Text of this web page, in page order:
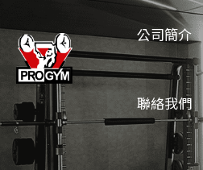
公司簡介
聯絡我們